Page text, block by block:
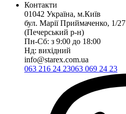
Контакти
01042 Україна, м.Київ
бул. Марії Приймаченко, 1/27
(Печерський р-н)
Пн-Сб: з 9:00 до 18:00
Нд: вихідний
info@starex.com.ua
063 216 24 23063 069 24 23